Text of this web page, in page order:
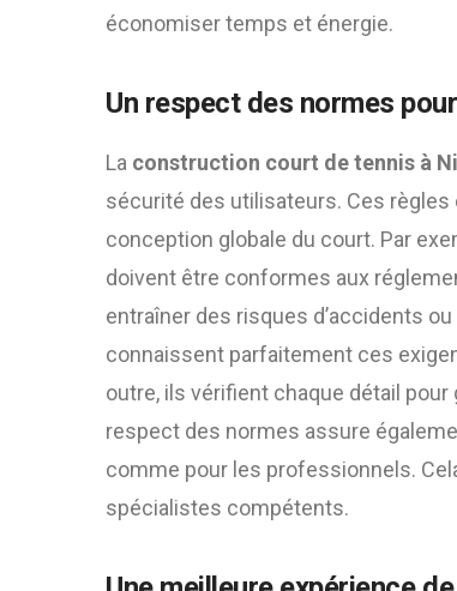
économiser temps et énergie.
Un respect des normes
La construction court de tennis à
sécurité des utilisateurs. Ces
conception globale du court. Par
doivent être conformes aux
entraîner des risques d’accidents
connaissent parfaitement ces
outre, ils vérifient chaque détail
respect des normes assure
comme pour les professionnels.
spécialistes compétents.